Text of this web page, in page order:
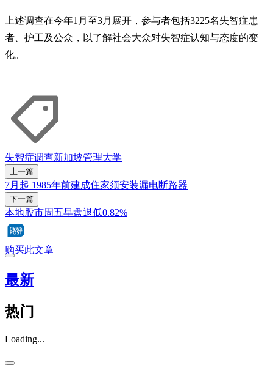
上述调查在今年1月至3月展开，参与者包括3225名失智症患
者、护工及公众，以了解社会大众对失智症认知与态度的变
化。
失智症调查新加坡管理大学
上一篇
7月起 1985年前建成住家须安装漏电断路器
下一篇
本地股市周五早盘退低0.82%
购买此文章
最新
热门
Loading...